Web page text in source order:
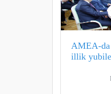
AMEA-da
illik